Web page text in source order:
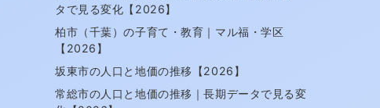
タで見る変化【2026】
柏市（千葉）の子育て・教育｜マル福・学区
【2026】
坂東市の人口と地価の推移【2026】
常総市の人口と地価の推移｜長期データで見る変